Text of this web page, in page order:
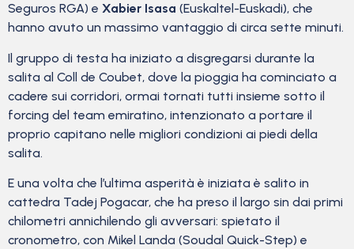
Seguros RGA) e Xabier Isasa (Euskaltel-Euskadi), che
hanno avuto un massimo vantaggio di circa sette minuti.
Il gruppo di testa ha iniziato a disgregarsi durante la
salita al Coll de Coubet, dove la pioggia ha cominciato a
cadere sui corridori, ormai tornati tutti insieme sotto il
forcing del team emiratino, intenzionato a portare il
proprio capitano nelle migliori condizioni ai piedi della
salita.
E una volta che l’ultima asperità è iniziata è salito in
cattedra Tadej Pogacar, che ha preso il largo sin dai primi
chilometri annichilendo gli avversari: spietato il
cronometro, con Mikel Landa (Soudal Quick-Step) e